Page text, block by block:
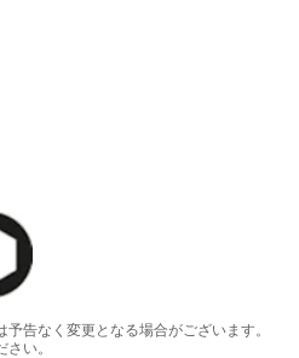
告なく変更となる場合がございます。
い。